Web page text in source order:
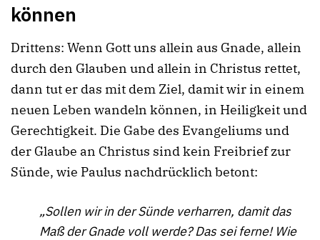
können
Drittens: Wenn Gott uns allein aus Gnade, allein
durch den Glauben und allein in Christus rettet,
dann tut er das mit dem Ziel, damit wir in einem
neuen Leben wandeln können, in Heiligkeit und
Gerechtigkeit. Die Gabe des Evangeliums und
der Glaube an Christus sind kein Freibrief zur
Sünde, wie Paulus nachdrücklich betont:
„Sollen wir in der Sünde verharren, damit das
Maß der Gnade voll werde? Das sei ferne! Wie